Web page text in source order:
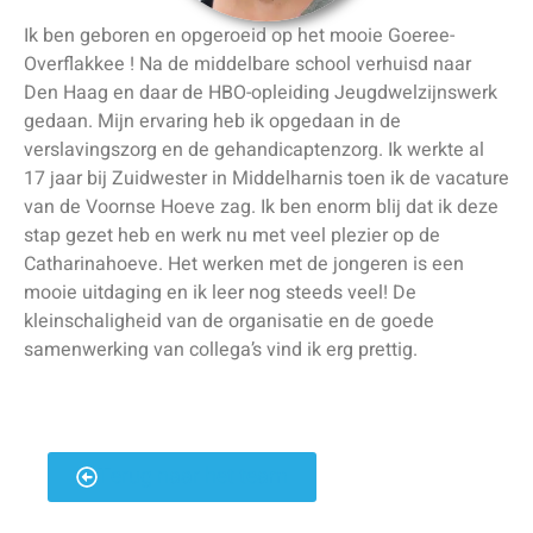
Ik ben geboren en opgeroeid op het mooie Goeree-
Overflakkee ! Na de middelbare school verhuisd naar
Den Haag en daar de HBO-opleiding Jeugdwelzijnswerk
gedaan. Mijn ervaring heb ik opgedaan in de
verslavingszorg en de gehandicaptenzorg. Ik werkte al
17 jaar bij Zuidwester in Middelharnis toen ik de vacature
van de Voornse Hoeve zag. Ik ben enorm blij dat ik deze
stap gezet heb en werk nu met veel plezier op de
Catharinahoeve. Het werken met de jongeren is een
mooie uitdaging en ik leer nog steeds veel! De
kleinschaligheid van de organisatie en de goede
samenwerking van collega’s vind ik erg prettig.